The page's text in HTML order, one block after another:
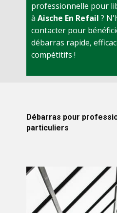
professionnelle pour
à Aische En Refail ?
contacter pour
débarras rapide,
compétitifs !
Débarras pour
particuliers